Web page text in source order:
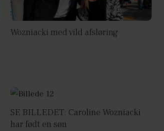
Wozniacki med vild afsløring
SE BILLEDET: Caroline Wozniacki
har født en søn